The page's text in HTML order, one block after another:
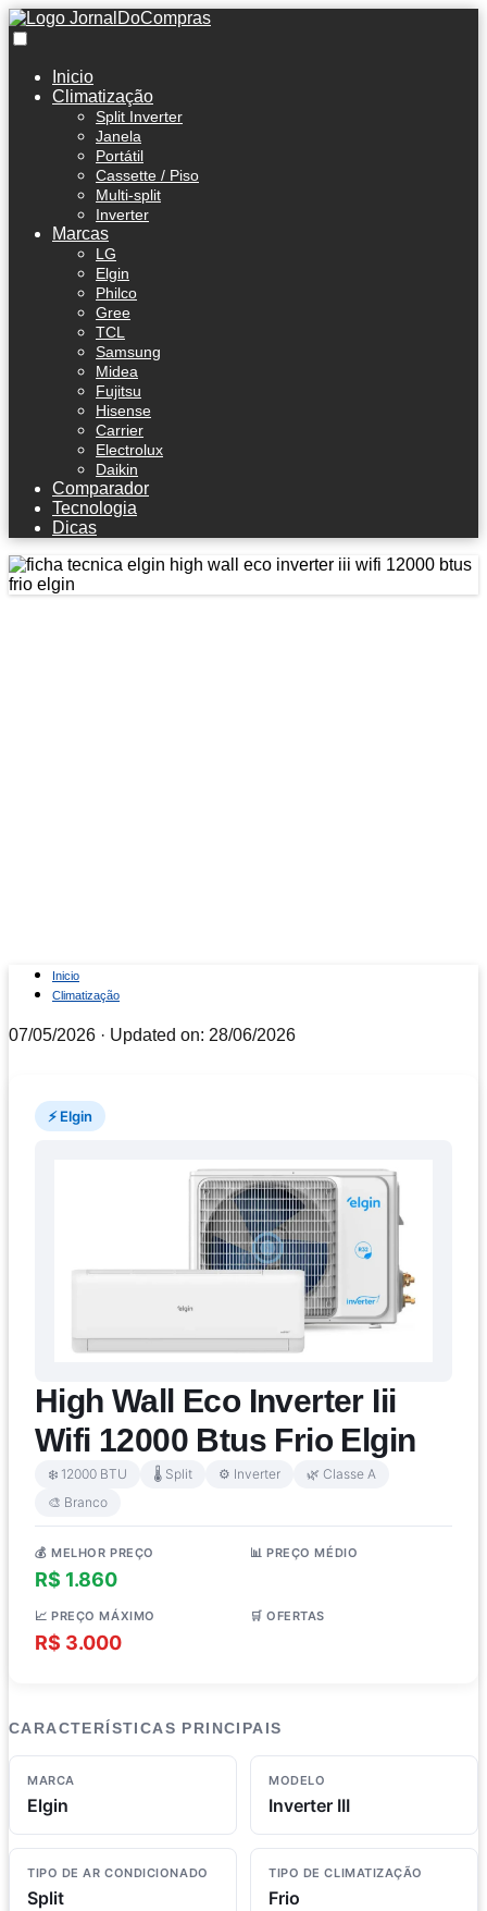
Inicio
Climatização
Split Inverter
Janela
Portátil
Cassette / Piso
Multi-split
Inverter
Marcas
LG
Elgin
Philco
Gree
TCL
Samsung
Midea
Fujitsu
Hisense
Carrier
Electrolux
Daikin
Comparador
Tecnologia
Dicas
Inicio
Climatização
07/05/2026 · Updated on: 28/06/2026
⚡ Elgin
High Wall Eco Inverter Iii
Wifi 12000 Btus Frio Elgin
❄️ 12000 BTU 🌡️ Split ⚙️ Inverter
🌿 Classe A
🎨 Branco
💰 MELHOR PREÇO
R$ 1.860
📊 PREÇO MÉDIO
📈 PREÇO MÁXIMO
R$ 3.000
🛒 OFERTAS
CARACTERÍSTICAS PRINCIPAIS
MARCA
Elgin
MODELO
Inverter III
TIPO DE AR CONDICIONADO
Split
TIPO DE CLIMATIZAÇÃO
Frio